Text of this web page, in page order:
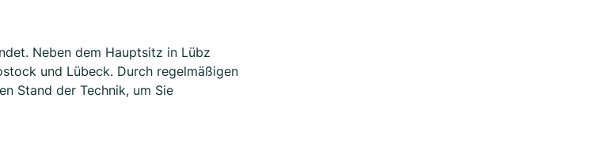
Neben dem Hauptsitz in Lübz
und Lübeck. Durch regelmäßigen
Stand der Technik, um Sie